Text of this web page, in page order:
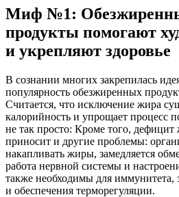
Миф №1:
продукты помогают
и укрепляют здоровье
В сознании многих закрепилась
популярность обезжиренных
Считается, что исключение жира
калорийность и упрощает процесс
не так просто: Кроме того,
приносит и другие проблемы:
накапливать жиры, замедляется
работа нервной системы и
также необходимы для иммунитета,
и обеспечения терморегуляции.